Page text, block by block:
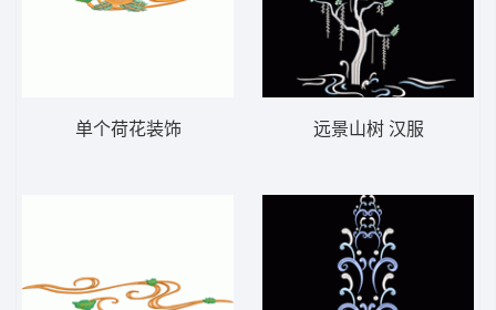
单个荷花装饰 远景山树 汉服